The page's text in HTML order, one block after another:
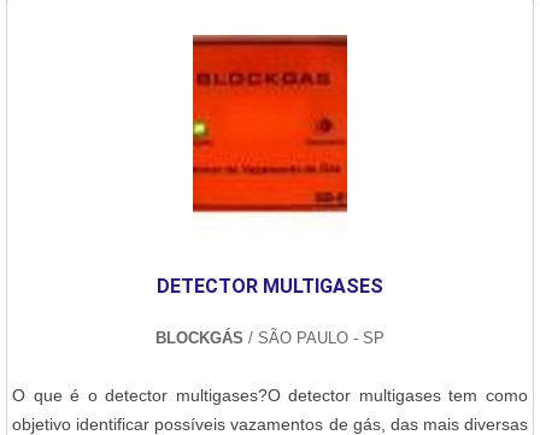
DETECTOR MULTIGASES
BLOCKGÁS / SÃO PAULO - SP
O que é o detector multigases?O detector multigases tem como
objetivo identificar possíveis vazamentos de gás, das mais diversas